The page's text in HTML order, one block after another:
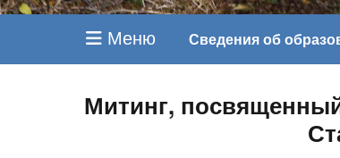
Меню Сведения об
Митинг,